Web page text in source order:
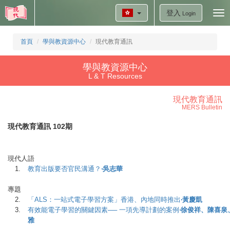
登入 Login
首頁 學與教資源中心 現代教育通訊
學與教資源中心
L & T Resources
現代教育通訊
MERS Bulletin
現代教育通訊 102期
現代人語
1.
教育出版要否官民溝通？ ‧吳志華
專題
2.
「ALS：一站式電子學習方案」香港、內地同時推出 ‧黃慶凱
3.
有效能電子學習的關鍵因素── 一項先導計劃的案例 ‧徐俊祥、陳喜
雅